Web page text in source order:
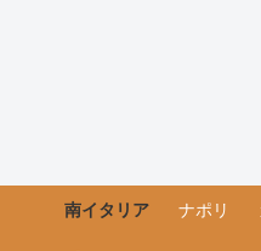
南イタリア ナポリ